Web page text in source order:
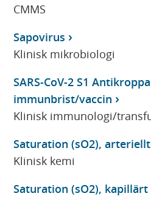
CMMS
Sapovirus
Klinisk mikrobiologi
SARS-CoV-2 S1
immunbrist/vaccin
Klinisk immunologi/
Saturation (sO2), arteriellt
Klinisk kemi
Saturation (sO2), kapillärt